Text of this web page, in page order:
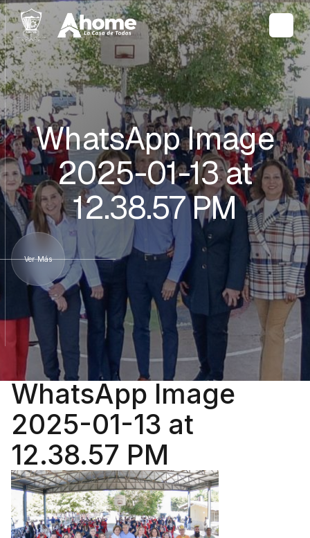
WhatsApp Image
2025-01-13 at
12.38.57 PM
Ver Más
WhatsApp Image
2025-01-13 at
12.38.57 PM